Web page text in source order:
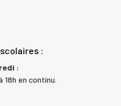
:
:
en continu.